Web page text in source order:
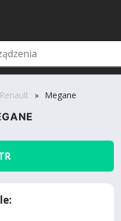
Renault » Megane